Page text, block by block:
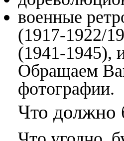
военные
(1917-1922/
(1941-1945),
Обращаем
фотографии.
Что должно